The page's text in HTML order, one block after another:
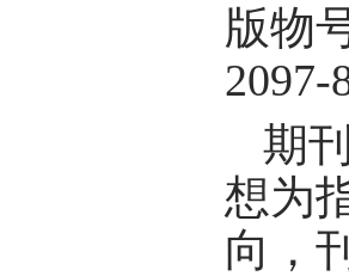
版物
2097-
期
想为
向，